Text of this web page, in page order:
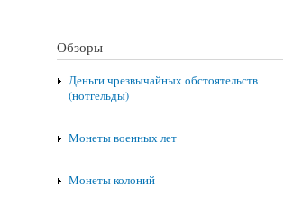
Обзоры
Деньги чрезвычайных обстоятельств
(нотгельды)
Монеты военных лет
Монеты колоний